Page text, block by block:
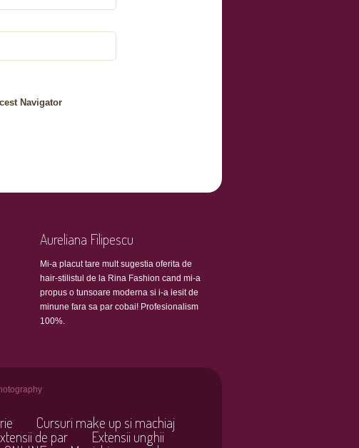
Navigator
Aureliana Filipescu
Mi-a placut tare mult sugestia oferita de
hair-stilistul de la Rina Fashion cand mi-a
propus o tunsoare moderna si i-a iesit de
minune fara sa par cobai! Profesionalism
100%.
Cursuri make up si machiaj
de par Extensii unghii